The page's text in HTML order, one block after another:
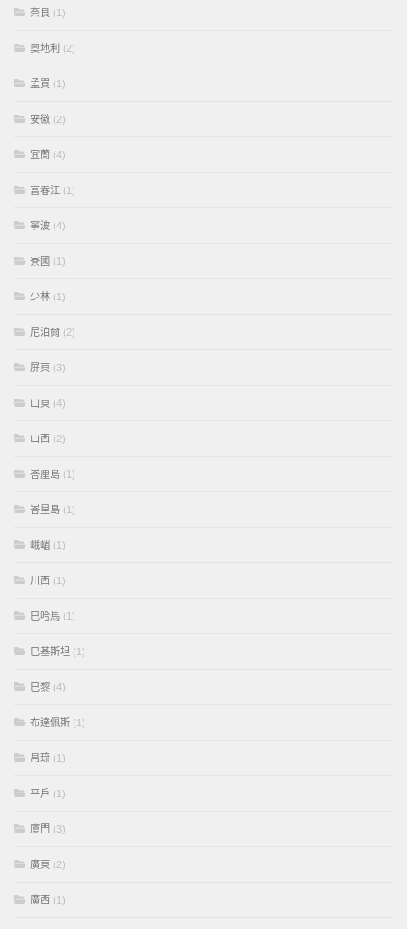
奈良 (1)
奧地利 (2)
孟買 (1)
安徽 (2)
宜蘭 (4)
富春江 (1)
寧波 (4)
寮國 (1)
少林 (1)
尼泊爾 (2)
屏東 (3)
山東 (4)
山西 (2)
峇厘島 (1)
峇里島 (1)
峨嵋 (1)
川西 (1)
巴哈馬 (1)
巴基斯坦 (1)
巴黎 (4)
布達佩斯 (1)
帛琉 (1)
平戶 (1)
廈門 (3)
廣東 (2)
廣西 (1)